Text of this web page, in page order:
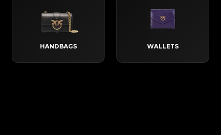
HANDBAGS WALLETS